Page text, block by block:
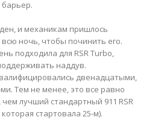
барьер.
и механикам пришлось
ночь, чтобы починить его.
подходила для RSR Turbo,
наддув.
двенадцатыми,
Тем не менее, это все равно
лучший стандартный 911 RSR
стартовала 25-м).